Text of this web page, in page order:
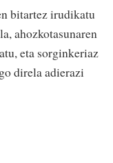
bitartez irudikatu
ahozkotasunaren
eta sorginkeriaz
direla adierazi